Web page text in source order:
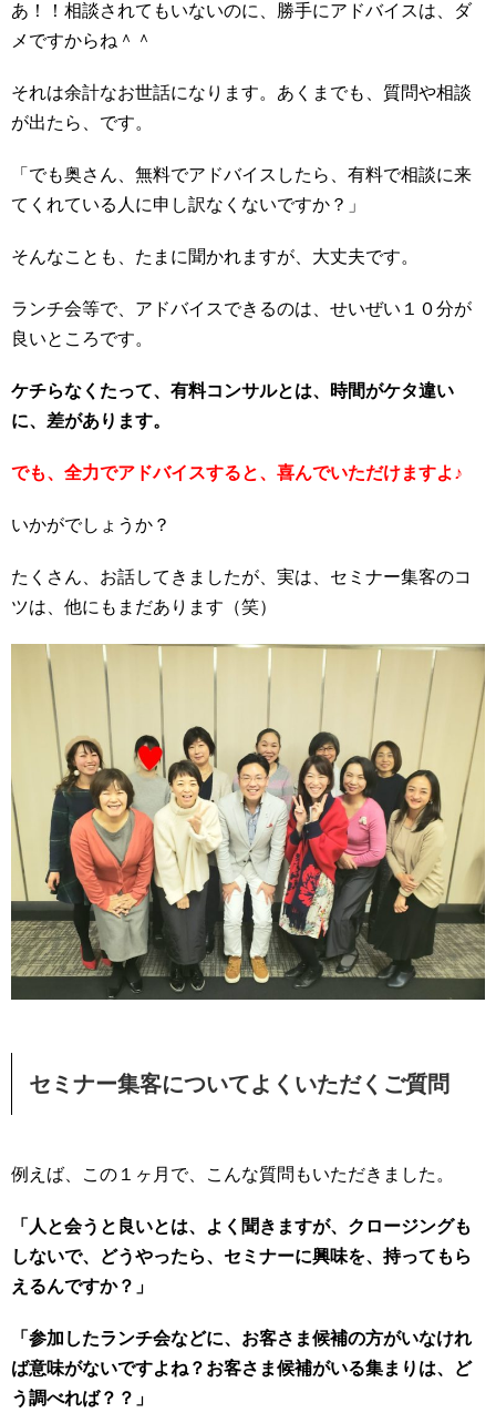
あ！！相談されてもいないのに、勝手にアドバイスは、ダ
メですからね＾＾
それは余計なお世話になります。あくまでも、質問や相談
が出たら、です。
「でも奥さん、無料でアドバイスしたら、有料で相談に来
てくれている人に申し訳なくないですか？」
そんなことも、たまに聞かれますが、大丈夫です。
ランチ会等で、アドバイスできるのは、せいぜい１０分が
良いところです。
ケチらなくたって、有料コンサルとは、時間がケタ違い
に、差があります。
でも、全力でアドバイスすると、喜んでいただけますよ♪
いかがでしょうか？
たくさん、お話してきましたが、実は、セミナー集客のコ
ツは、他にもまだあります（笑）
セミナー集客についてよくいただくご質問
例えば、この１ヶ月で、こんな質問もいただきました。
「人と会うと良いとは、よく聞きますが、クロージングも
しないで、どうやったら、セミナーに興味を、持ってもら
えるんですか？」
「参加したランチ会などに、お客さま候補の方がいなけれ
ば意味がないですよね？お客さま候補がいる集まりは、ど
う調べれば？？」